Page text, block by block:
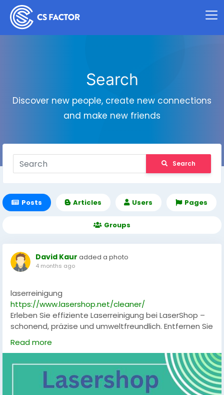
Search
Discover new people, create new connections
and make new friends
Search
Posts Articles Users Pages
Groups
David Kaur added a photo
4 months ago
laserreinigung
https://www.lasershop.net/cleaner/
Erleben Sie effiziente Laserreinigung bei LaserShop –
schonend, präzise und umweltfreundlich. Entfernen Sie
Schmutz, Oxidation oder alte Beschichtungen von
Metall, Glas oder anderen Oberflächen, ohne die
Substanz zu beschädigen. Perfekt für Industrie,
Handwerk oder Restaurierungen mit modernster
Lasertechnologie.
Read more